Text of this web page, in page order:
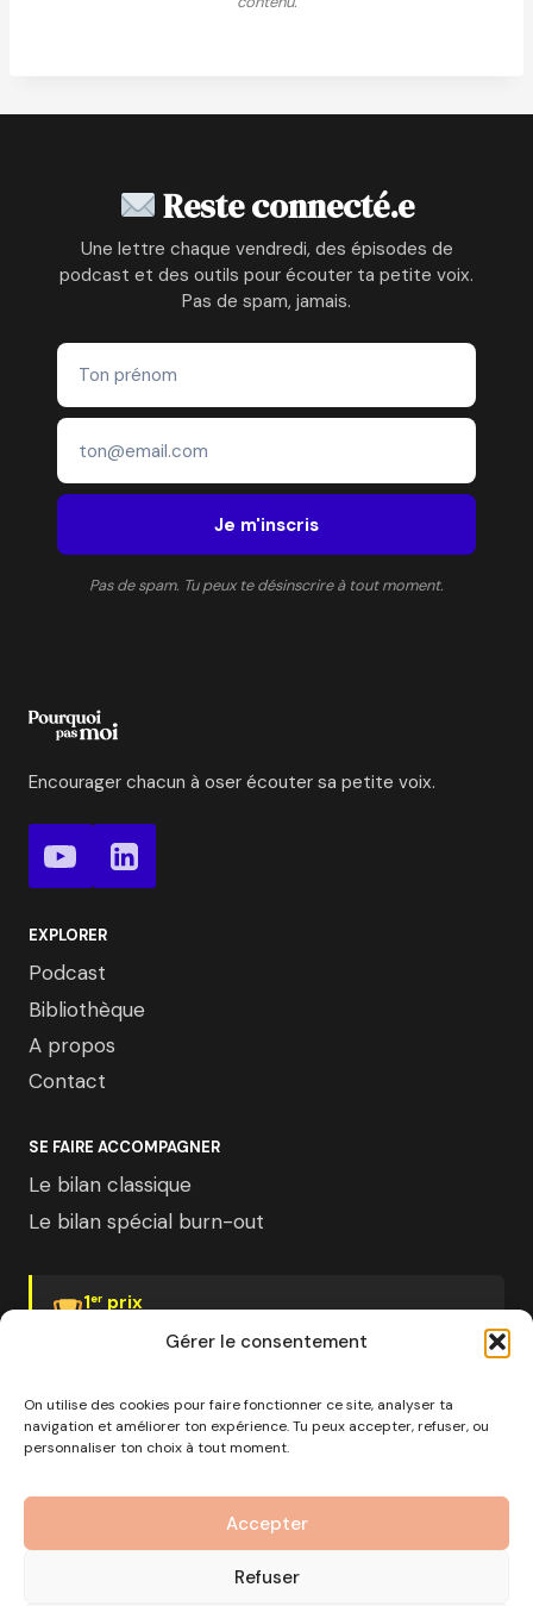
Gérer le consentement
On utilise des cookies pour faire fonctionner ce site, analyser ta
navigation et améliorer ton expérience. Tu peux accepter, refuser, ou
personnaliser ton choix à tout moment.
Accepter
Refuser
Reste connecté.e
Une lettre chaque vendredi, des épisodes de
podcast et des outils pour écouter ta petite voix.
Pas de spam, jamais.
Je m'inscris
Pas de spam. Tu peux te désinscrire à tout moment.
Encourager chacun à oser écouter sa petite voix.
EXPLORER
Podcast
Bibliothèque
A propos
Contact
SE FAIRE ACCOMPAGNER
Le bilan classique
Le bilan spécial burn-out
1er prix
capital de 1000€ · RCS Marseille · SIRET
890 976 699 00037
OF n°93 13 18812 13 — Enregistré auprès du préfet de la
région Provence-Alpes-Côte d'Azur